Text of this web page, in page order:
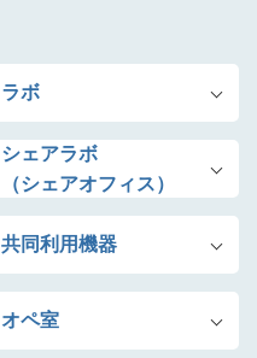
ラボ
シェアラボ
（シェアオフィス）
共同利用機器
オペ室